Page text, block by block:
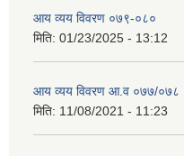
आय व्यय विवरण ०७९-०८०
मिति: 01/23/2025 - 13:12
आय व्यय विवरण आ.व ०७७/०७८
मिति: 11/08/2021 - 11:23